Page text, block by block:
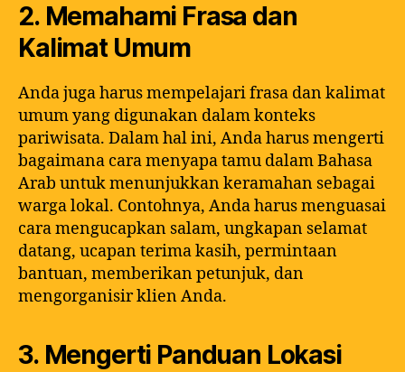
2. Memahami Frasa dan
Kalimat Umum
Anda juga harus mempelajari frasa dan kalimat
umum yang digunakan dalam konteks
pariwisata. Dalam hal ini, Anda harus mengerti
bagaimana cara menyapa tamu dalam Bahasa
Arab untuk menunjukkan keramahan sebagai
warga lokal. Contohnya, Anda harus menguasai
cara mengucapkan salam, ungkapan selamat
datang, ucapan terima kasih, permintaan
bantuan, memberikan petunjuk, dan
mengorganisir klien Anda.
3. Mengerti Panduan Lokasi